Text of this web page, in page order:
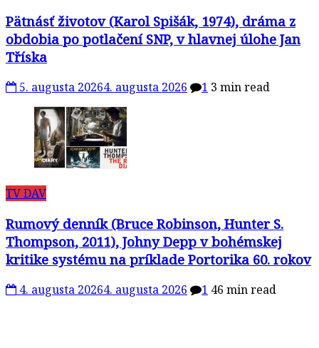
Tříska
5. augusta 2026
TV DAV
Rumový denník (Bruce Robinson, Hunter S.
kritike systému na príklade Portorika 60. rokov
4. augusta 20264. augusta 2026 146 min read